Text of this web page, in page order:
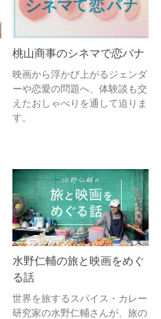
桃山商事のシネマで恋バナ
映画から浮かび上がるジェンダ
ーや恋愛の問題へ、体験談も交
えたおしゃべりを通して迫りま
す。
水野仁輔の旅と映画をめぐ
る話
世界を旅するスパイス・カレー
研究家の水野仁輔さんが、旅の